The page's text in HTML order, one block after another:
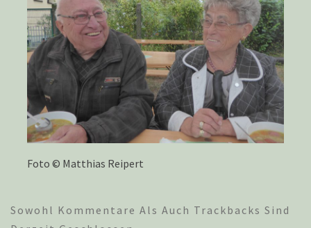
Foto © Matthias Reipert
Sowohl Kommentare Als Auch Trackbacks Sind